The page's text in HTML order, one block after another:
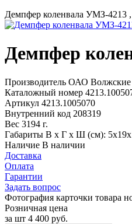
Демпфер коленвала УМЗ-4213
Демпфер
Производитель ОАО Волжские
Каталожный номер
Артикул 4213.1005070
Внутренний код 208319
Вес 3194 г.
Габариты В х Г х Ш (см):
Наличие В наличии
Доставка
Оплата
Гарантии
Задать вопрос
Фотография карточки товара
Розничная цена
за шт 4 400 руб.